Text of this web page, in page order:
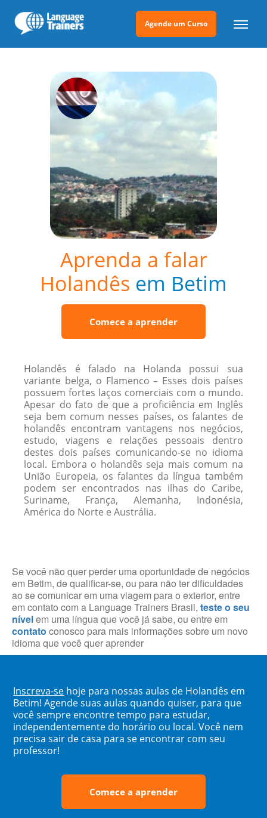
Agende um Curso
Aprenda a falar
Holandês em Betim
Comece a aprender
Holandês é falado na Holanda possui sua
variante belga, o Flamenco – Esses dois países
possuem fortes laços comerciais com o mundo.
Apesar do fato de que a proficiência em Inglês
seja bem comum nesses países, os falantes de
holandês encontram vantagens nos negócios,
estudo, viagens e relações pessoais dentro
destes dois países comunicando-se no idioma
local. Embora o holandês seja mais comum na
União Europeia, os falantes da língua também
podem ser encontrados nas ilhas do Caribe,
Suriname, França, Alemanha, Indonésia,
América do Norte e Austrália.
Se você não quer perder uma oportunidade de negócios
em Betim, de qualificar-se, ou para não ter dificuldades
ao se comunicar em uma viagem para o exterior, entre
em contato com a Language Trainers Brasil, teste o seu
nívelem uma língua que você já sabe, ou entre em
contato conosco para mais informações sobre um novo
idioma que você quer aprender
Inscreva-se hoje para nossas aulas de Holandês em
Betim! Agende suas aulas quando quiser, para que
você sempre encontre tempo para estudar,
independentemente do horário ou local. Você nem
precisa sair de casa para se encontrar com seu
professor!
Comece a aprender